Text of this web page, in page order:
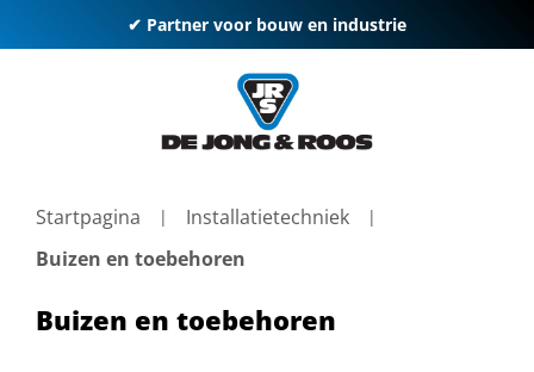
✔ Partner voor bouw en industrie
Startpagina
Installatietechniek
Buizen en toebehoren
Buizen en toebehoren